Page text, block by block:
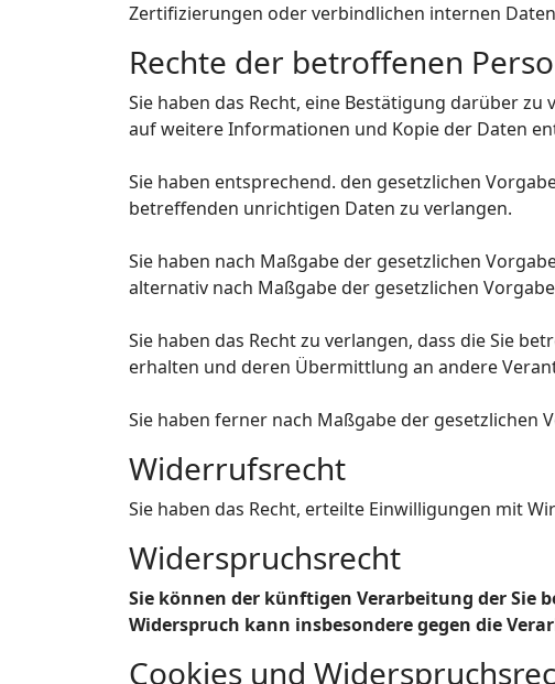
Zertifizierungen oder verbindlichen internen
Rechte der betroffenen
Sie haben das Recht, eine Bestätigung darüber
auf weitere Informationen und Kopie der Daten
Sie haben entsprechend. den gesetzlichen
betreffenden unrichtigen Daten zu verlangen.
Sie haben nach Maßgabe der gesetzlichen
alternativ nach Maßgabe der gesetzlichen
Sie haben das Recht zu verlangen, dass die Sie
erhalten und deren Übermittlung an andere
Sie haben ferner nach Maßgabe der gesetzlichen
Widerrufsrecht
Sie haben das Recht, erteilte Einwilligungen mit
Widerspruchsrecht
Sie können der künftigen Verarbeitung der Sie
Widerspruch kann insbesondere gegen die
Cookies und